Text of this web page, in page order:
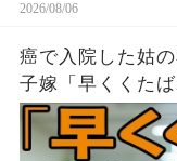
2026/08/06
癌で入院した姑
子嫁「早くくた
お望みどおり私
久に帰らなかった